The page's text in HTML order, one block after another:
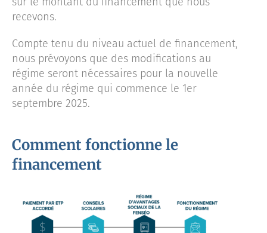
recevons.
Compte tenu du niveau actuel de financement,
nous prévoyons que des modifications au
régime seront nécessaires pour la nouvelle
année du régime qui commence le 1er
septembre 2025.
Comment fonctionne le
financement